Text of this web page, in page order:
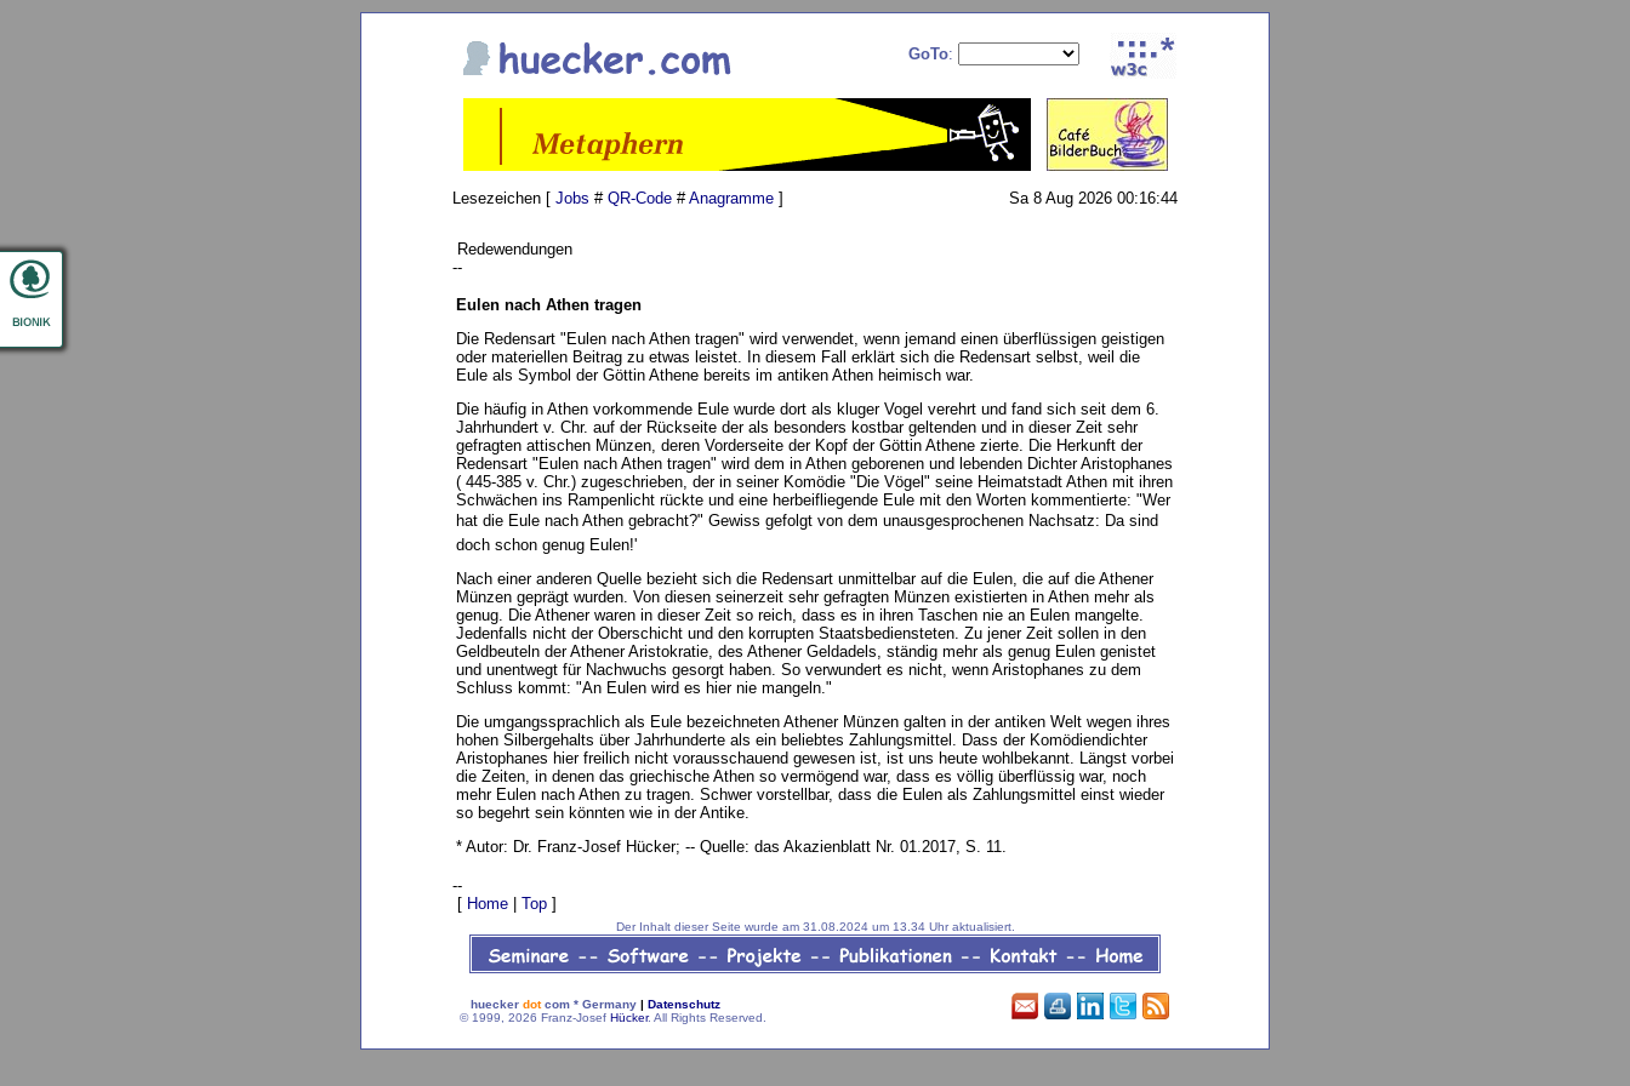
GoTo:
Lesezeichen [ Jobs # QR-Code #Anagramme ] Sa 8 Aug 2026 00:16:44
Redewendungen
--
Eulen nach Athen tragen
Die Redensart "Eulen nach Athen tragen" wird verwendet, wenn jemand einen überflüssigen geistigen
oder materiellen Beitrag zu etwas leistet. In diesem Fall erklärt sich die Redensart selbst, weil die
Eule als Symbol der Göttin Athene bereits im antiken Athen heimisch war.
Die häufig in Athen vorkommende Eule wurde dort als kluger Vogel verehrt und fand sich seit dem 6.
Jahrhundert v. Chr. auf der Rückseite der als besonders kostbar geltenden und in dieser Zeit sehr
gefragten attischen Münzen, deren Vorderseite der Kopf der Göttin Athene zierte. Die Herkunft der
Redensart "Eulen nach Athen tragen" wird dem in Athen geborenen und lebenden Dichter Aristophanes
( 445-385 v. Chr.) zugeschrieben, der in seiner Komödie "Die Vögel" seine Heimatstadt Athen mit ihren
Schwächen ins Rampenlicht rückte und eine herbeifliegende Eule mit den Worten kommentierte: "Wer
hat die Eule nach Athen gebracht?" Gewiss gefolgt von dem unausgesprochenen Nachsatz: Da sind
doch schon genug Eulen!'
Nach einer anderen Quelle bezieht sich die Redensart unmittelbar auf die Eulen, die auf die Athener
Münzen geprägt wurden. Von diesen seinerzeit sehr gefragten Münzen existierten in Athen mehr als
genug. Die Athener waren in dieser Zeit so reich, dass es in ihren Taschen nie an Eulen mangelte.
Jedenfalls nicht der Oberschicht und den korrupten Staatsbediensteten. Zu jener Zeit sollen in den
Geldbeuteln der Athener Aristokratie, des Athener Geldadels, ständig mehr als genug Eulen genistet
und unentwegt für Nachwuchs gesorgt haben. So verwundert es nicht, wenn Aristophanes zu dem
Schluss kommt: "An Eulen wird es hier nie mangeln."
Die umgangssprachlich als Eule bezeichneten Athener Münzen galten in der antiken Welt wegen ihres
hohen Silbergehalts über Jahrhunderte als ein beliebtes Zahlungsmittel. Dass der Komödiendichter
Aristophanes hier freilich nicht vorausschauend gewesen ist, ist uns heute wohlbekannt. Längst vorbei
die Zeiten, in denen das griechische Athen so vermögend war, dass es völlig überflüssig war, noch
mehr Eulen nach Athen zu tragen. Schwer vorstellbar, dass die Eulen als Zahlungsmittel einst wieder
so begehrt sein könnten wie in der Antike.
* Autor: Dr. Franz-Josef Hücker; -- Quelle: das Akazienblatt Nr. 01.2017, S. 11.
--
[ Home Top ]
Der Inhalt dieser Seite wurde am 31.08.2024 um 13.34 Uhr aktualisiert.
huecker dotcom * Germany | Datenschutz
© 1999, 2026 Franz-Josef Hücker. All Rights Reserved.